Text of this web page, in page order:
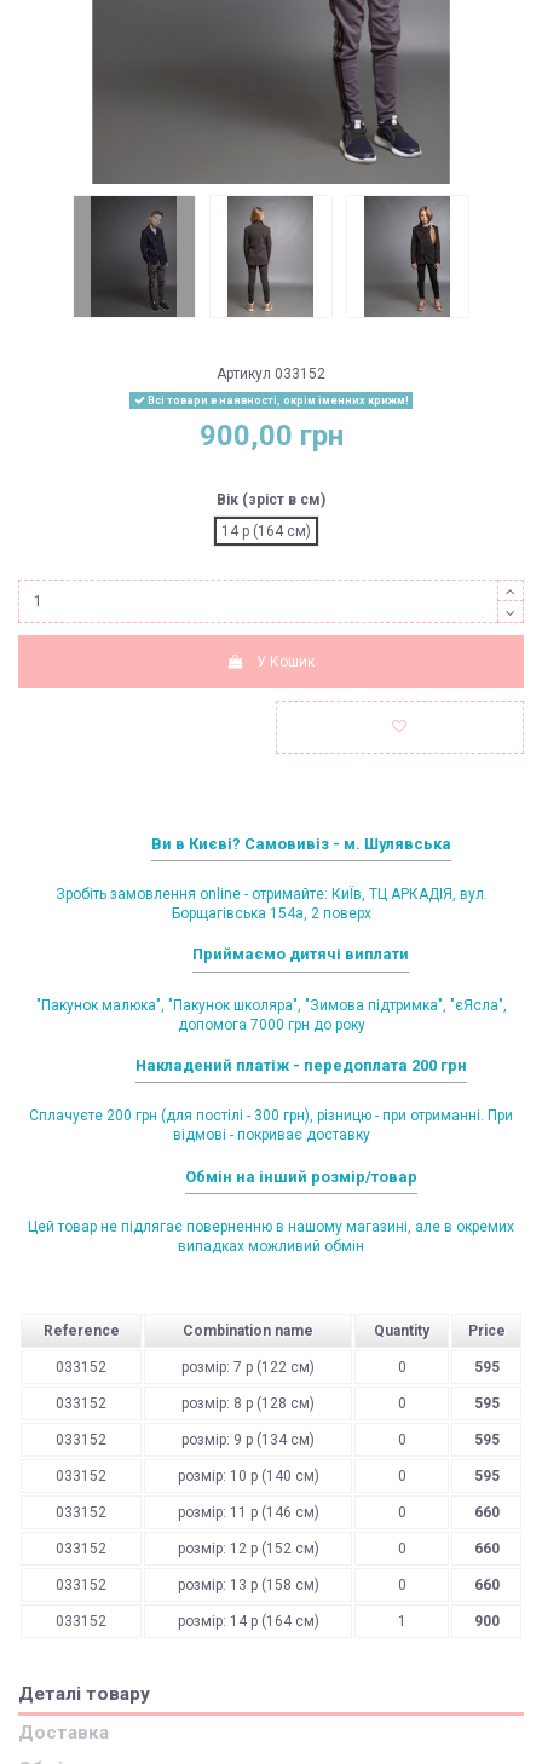
Артикул 033152
Всі товари в наявності, окрім іменних крижм!
900,00 грн
Вік (зріст в см)
14 р (164 см)
У Кошик
Ви в Києві? Самовивіз - м. Шулявська
Зробіть замовлення online - отримайте: КиЇв, ТЦ АРКАДІЯ, вул.
Борщагівська 154а, 2 поверх
Приймаємо дитячі виплати
"Пакунок малюка", "Пакунок школяра", "Зимова підтримка", "єЯсла",
допомога 7000 грн до року
Накладений платіж - передоплата 200 грн
Сплачуєте 200 грн (для постілі - 300 грн), різницю - при отриманні. При
відмові - покриває доставку
Обмін на інший розмір/товар
Цей товар не підлягає поверненню в нашому магазині, але в окремих
випадках можливий обмін
Reference Combination name Quantity Price
033152 розмір: 7 р (122 см) 0 595
033152 розмір: 8 р (128 см) 0 595
033152 розмір: 9 р (134 см) 0 595
033152 розмір: 10 р (140 см) 0 595
033152 розмір: 11 р (146 см) 0 660
033152 розмір: 12 р (152 см) 0 660
033152 розмір: 13 р (158 см) 0 660
033152 розмір: 14 р (164 см) 1 900
Деталі товару
Доставка